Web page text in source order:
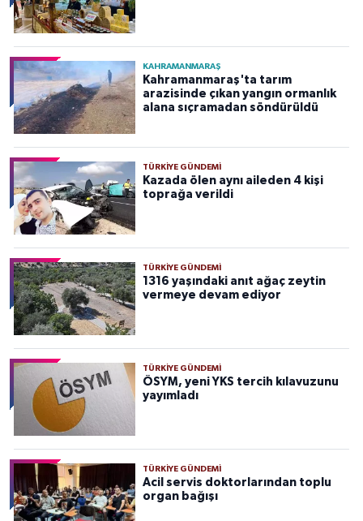
KAHRAMANMARAŞ
Kahramanmaraş'ta tarım
arazisinde çıkan yangın ormanlık
alana sıçramadan söndürüldü
TÜRKIYE GÜNDEMI
Kazada ölen aynı aileden 4 kişi
toprağa verildi
TÜRKIYE GÜNDEMI
1316 yaşındaki anıt ağaç zeytin
vermeye devam ediyor
TÜRKIYE GÜNDEMI
ÖSYM, yeni YKS tercih kılavuzunu
yayımladı
TÜRKIYE GÜNDEMI
Acil servis doktorlarından toplu
organ bağışı